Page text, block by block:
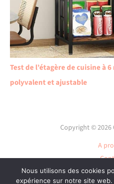
Test de l’étagère de cuisine à
polyvalent et ajustable
Copyright © 2026
A
Plan
Nous utilisons des cookies
expérience sur notre site